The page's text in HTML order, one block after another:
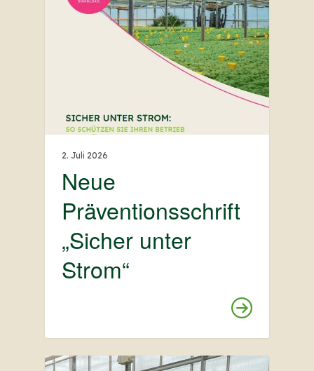
2. Juli 2026
Neue
Präventionsschrift
„Sicher unter
Strom“